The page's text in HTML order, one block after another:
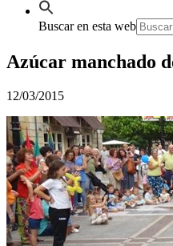
Buscar en esta web
Azúcar manchado
12/03/2015